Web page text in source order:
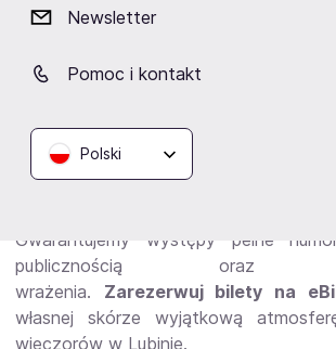
Newsletter
Pomoc i kontakt
Polski
Dlaczego warto
Szukasz sposobu na oderwanie się
Gwarantujemy występy pełne
publicznością oraz
wrażenia. Zarezerwuj bilety na
własnej skórze wyjątkową
wieczorów w Lubinie.